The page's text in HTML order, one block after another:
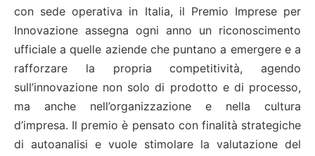
con sede operativa in Italia, il Premio Imprese per
Innovazione assegna ogni anno un riconoscimento
ufficiale a quelle aziende che puntano a emergere e a
rafforzare la propria competitività, agendo
sull’innovazione non solo di prodotto e di processo,
ma anche nell’organizzazione e nella cultura
d’impresa. Il premio è pensato con finalità strategiche
di autoanalisi e vuole stimolare la valutazione del